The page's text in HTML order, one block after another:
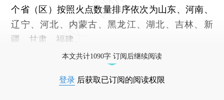
个省（区）按照火点数量排序依次为山东、河南、
辽宁、河北、内蒙古、黑龙江、湖北、吉林、新
疆、甘肃、福建。
本文共计1090字 订阅后继续阅读
登录 后获取已订阅的阅读权限